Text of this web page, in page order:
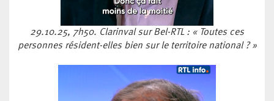
29.10.25, 7h50. Clarinval sur Bel-RTL : « Toutes ces
personnes résident-elles bien sur le territoire national ? »